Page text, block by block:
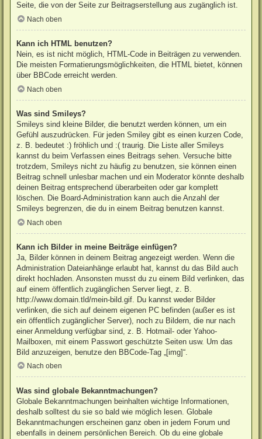
Seite, die von der Seite zur Beitragserstellung aus zugänglich ist.
Nach oben
Kann ich HTML benutzen?
Nein, es ist nicht möglich, HTML-Code in Beiträgen zu verwenden.
Die meisten Formatierungsmöglichkeiten, die HTML bietet, können
über BBCode erreicht werden.
Nach oben
Was sind Smileys?
Smileys sind kleine Bilder, die benutzt werden können, um ein
Gefühl auszudrücken. Für jeden Smiley gibt es einen kurzen Code,
z. B. bedeutet :) fröhlich und :( traurig. Die Liste aller Smileys
kannst du beim Verfassen eines Beitrags sehen. Versuche bitte
trotzdem, Smileys nicht zu häufig zu benutzen, sie können einen
Beitrag schnell unlesbar machen und ein Moderator könnte deshalb
deinen Beitrag entsprechend überarbeiten oder gar komplett
löschen. Die Board-Administration kann auch die Anzahl der
Smileys begrenzen, die du in einem Beitrag benutzen kannst.
Nach oben
Kann ich Bilder in meine Beiträge einfügen?
Ja, Bilder können in deinem Beitrag angezeigt werden. Wenn die
Administration Dateianhänge erlaubt hat, kannst du das Bild auch
direkt hochladen. Ansonsten musst du zu einem Bild verlinken, das
auf einem öffentlich zugänglichen Server liegt, z. B.
http://www.domain.tld/mein-bild.gif. Du kannst weder Bilder
verlinken, die sich auf deinem eigenen PC befinden (außer es ist
ein öffentlich zugänglicher Server), noch zu Bildern, die nur nach
einer Anmeldung verfügbar sind, z. B. Hotmail- oder Yahoo-
Mailboxen, mit einem Passwort geschützte Seiten usw. Um das
Bild anzuzeigen, benutze den BBCode-Tag „[img]“.
Nach oben
Was sind globale Bekanntmachungen?
Globale Bekanntmachungen beinhalten wichtige Informationen,
deshalb solltest du sie so bald wie möglich lesen. Globale
Bekanntmachungen erscheinen ganz oben in jedem Forum und
ebenfalls in deinem persönlichen Bereich. Ob du eine globale